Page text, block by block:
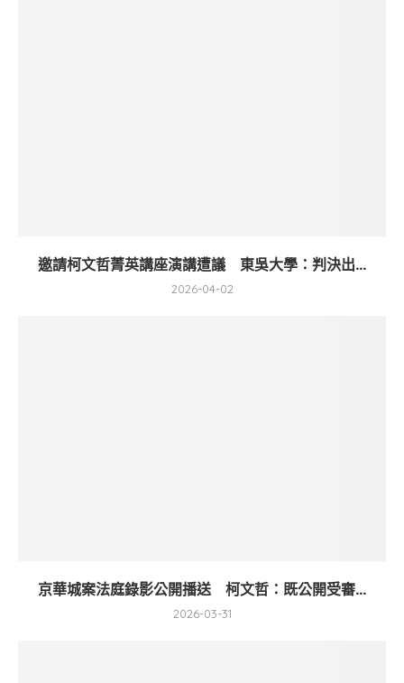
邀請柯文哲菁英講座演講遭議 東吳大學：判決出...
2026-04-02
京華城案法庭錄影公開播送 柯文哲：既公開受審...
2026-03-31